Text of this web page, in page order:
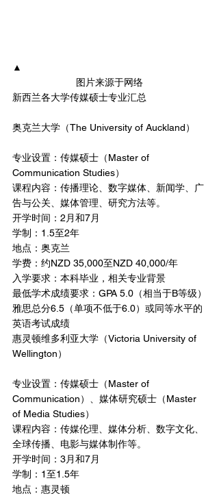
▲
图片来源于网络
新西兰各大学传媒硕士专业汇总
奥克兰大学（The University of Auckland）
专业设置：传媒硕士（Master of
Communication Studies）
课程内容：传播理论、数字媒体、新闻学、广
告与公关、媒体管理、研究方法等。
开学时间：2月和7月
学制：1.5至2年
地点：奥克兰
学费：约NZD 35,000至NZD 40,000/年
入学要求：本科毕业，相关专业背景
最低学术成绩要求：GPA 5.0（相当于B等级）
雅思总分6.5（单项不低于6.0）或同等水平的
英语考试成绩
惠灵顿维多利亚大学（Victoria University of
Wellington）
专业设置：传媒硕士（Master of
Communication）、媒体研究硕士（Master
of Media Studies）
课程内容：传媒伦理、媒体分析、数字文化、
全球传播、电影与媒体制作等。
开学时间：3月和7月
学制：1至1.5年
地点：惠灵顿